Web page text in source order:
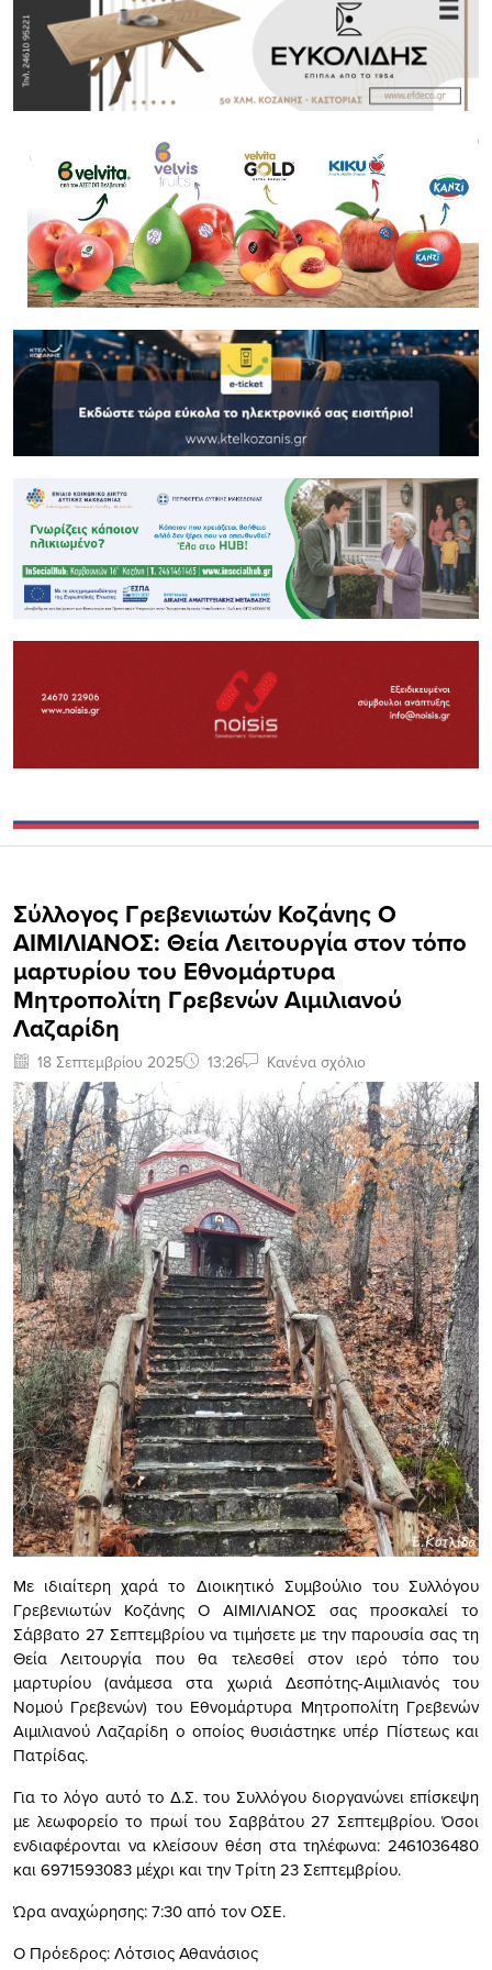
Σύλλογος Γρεβενιωτών Κοζάνης Ο
ΑΙΜΙΛΙΑΝΟΣ: Θεία Λειτουργία στον τόπο
μαρτυρίου του Εθνομάρτυρα
Μητροπολίτη Γρεβενών Αιμιλιανού
Λαζαρίδη
18 Σεπτεμβρίου 2025 13:26 Κανένα σχόλιο
Με ιδιαίτερη χαρά το Διοικητικό Συμβούλιο του Συλλόγου
Γρεβενιωτών Κοζάνης Ο ΑΙΜΙΛΙΑΝΟΣ σας προσκαλεί το
Σάββατο 27 Σεπτεμβρίου να τιμήσετε με την παρουσία σας τη
Θεία Λειτουργία που θα τελεσθεί στον ιερό τόπο του
μαρτυρίου (ανάμεσα στα χωριά Δεσπότης-Αιμιλιανός του
Νομού Γρεβενών) του Εθνομάρτυρα Μητροπολίτη Γρεβενών
Αιμιλιανού Λαζαρίδη ο οποίος θυσιάστηκε υπέρ Πίστεως και
Πατρίδας.
Για το λόγο αυτό το Δ.Σ. του Συλλόγου διοργανώνει επίσκεψη
με λεωφορείο το πρωί του Σαββάτου 27 Σεπτεμβρίου. Όσοι
ενδιαφέρονται να κλείσουν θέση στα τηλέφωνα: 2461036480
και 6971593083 μέχρι και την Τρίτη 23 Σεπτεμβρίου.
Ώρα αναχώρησης: 7:30 από τον ΟΣΕ.
Ο Πρόεδρος: Λότσιος Αθανάσιος